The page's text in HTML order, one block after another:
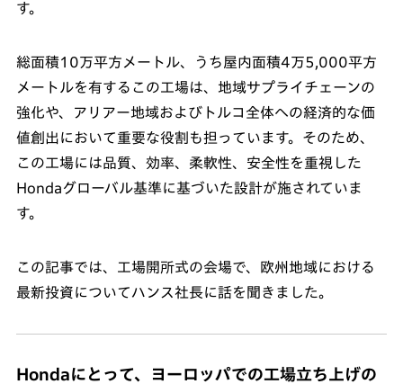
す。
総面積10万平方メートル、うち屋内面積4万5,000平方
メートルを有するこの工場は、地域サプライチェーンの
強化や、アリアー地域およびトルコ全体への経済的な価
値創出において重要な役割も担っています。そのため、
この工場には品質、効率、柔軟性、安全性を重視した
Hondaグローバル基準に基づいた設計が施されていま
す。
この記事では、工場開所式の会場で、欧州地域における
最新投資についてハンス社長に話を聞きました。
Hondaにとって、ヨーロッパでの工場立ち上げの